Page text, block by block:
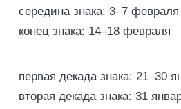
середина знака: 3–7 февраля
конец знака: 14–18 февраля
первая декада знака: 21–30
вторая декада знака: 31